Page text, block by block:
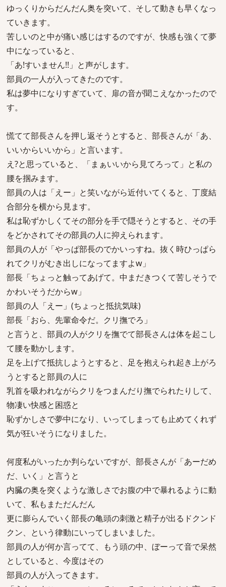
ゆっくりからだんだん奥を突いて、そして動きも早くなっ
ていきます。
苦しいのと中が痛い感じはするのですが、快感も強くて夢
中になっていると、
「あ!すいません!!」と声がします。
部員の一人が入ってきたのです。
私は夢中になりすぎていて、扉の音が聞こえなかったので
す。
慌てて部長さんを押し返そうとすると、部長さんが「あ、
いいからいいから」と言います。
え?と思っていると、「まぁいいから見てろって」と私の
腰を掴みます。
部員の人は「えー」と笑いながら近付いてくると、丁度結
合部分を横から見ます。
私は恥ずかしくてその部分を手で隠そうとすると、その手
をどかされてその部員の人に抑えられます。
部員の人が「やっぱ部長のでかいっすね。抜く時ひっぱら
れてクリがむき出しになってますよw」
部長「ちょっと触ってあげて。中まだきつくて苦しそうで
かわいそうだからw」
部員の人「えー」(ちょっと抵抗気味)
部長「おら、先輩命令だ。クリ撫でろ」
と言うと、部員の人がクリを撫でて部長さんは体を起こし
て腰を動かします。
足を上げて抵抗しようとすると、足を抱えられ起き上がろ
うとすると部員の人に
乳首を吸われながらクリをつまんだり撫でられたりして、
物凄い快感と困惑と
恥ずかしさで夢中になり、いってしまっても止めてくれず
気が狂いそうになりました。
何度私がいったか判らないですが、部長さんが「あーだめ
だ、いく」と言うと
内臓の奥を突くような激しさでお腹の中で暴れるように動
いて、私もまただんだん
更に膨らんでいく部長の亀頭の刺激と精子が出るドクンド
クン、という律動にいってしまいました。
部員の人が何か言ってて、もう頭の中、ぼーって音で呆然
としていると、今度はその
部員の人が入ってきます。